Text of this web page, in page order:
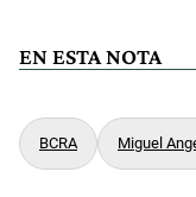
EN ESTA NOTA
BCRA Miguel